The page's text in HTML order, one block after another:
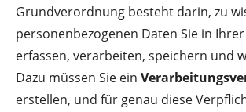
Grundverordnung besteht darin, zu
personenbezogenen Daten Sie in
erfassen, verarbeiten, speichern und
Dazu müssen Sie ein
erstellen, und für genau diese